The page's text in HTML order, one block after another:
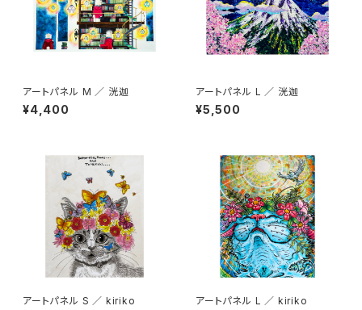
アートパネル M ／ 洸迦
¥4,400
アートパネル L ／ 洸迦
¥5,500
アートパネル S ／ kiriko アートパネル L ／ kiriko